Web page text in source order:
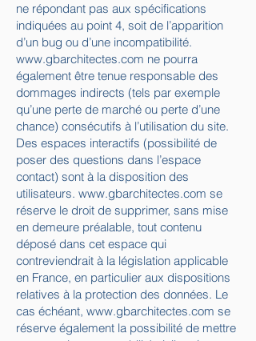
ne répondant pas aux spécifications
indiquées au point 4, soit de l’apparition
d’un bug ou d’une incompatibilité.
www.gbarchitectes.com ne pourra
également être tenue responsable des
dommages indirects (tels par exemple
qu’une perte de marché ou perte d’une
chance) consécutifs à l’utilisation du site.
Des espaces interactifs (possibilité de
poser des questions dans l’espace
contact) sont à la disposition des
utilisateurs. www.gbarchitectes.com se
réserve le droit de supprimer, sans mise
en demeure préalable, tout contenu
déposé dans cet espace qui
contreviendrait à la législation applicable
en France, en particulier aux dispositions
relatives à la protection des données. Le
cas échéant, www.gbarchitectes.com se
réserve également la possibilité de mettre